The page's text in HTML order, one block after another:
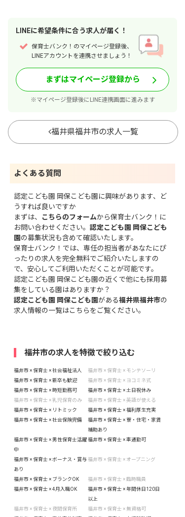
LINEに希望条件に合う求人が届く！
保育士バンク！のマイページ登録後、
LINEアカウントを連携させましょう！
まずはマイページ登録から
※マイページ登録後にLINE連携画面に進みます
福井県福井市の求人一覧
よくある質問
認定こども園 岡保こども園に興味があります、ど
うすれば良いですか
まずは、
こちらのフォームから保育士バンク！に
お問い合わせください。 認定こども園 岡保こども
園の募集状況も含めて確認いたします。
保育士バンク！では、専任の担当者があなたにぴ
ったりの求人を完全無料でご紹介いたしますの
で、安心してご利用いただくことが可能です。
認定こども園 岡保こども園の近くで他にも採用募
集をしている園はありますか？
認定こども園 岡保こども園がある福井県福井市の
求人情報の一覧はこちらをご覧ください。
福井市の求人を特徴で絞り込む
福井市 × 保育士 × 社会福祉法人
福井市 × 保育士 × モンテソーリ
福井市 × 保育士 × 新卒も歓迎
福井市 × 保育士 × ヨコミネ式
福井市 × 保育士 × 時短勤務可
福井市 × 保育士 × 土日祝休み
福井市 × 保育士 × 乳児保育のみ
福井市 × 保育士 × 英語が使える
福井市 × 保育士 × リトミック
福井市 × 保育士 × 福利厚生充実
福井市 × 保育士 × 社会保険完備
福井市 × 保育士 × 寮・住宅・家賃
補助あり
福井市 × 保育士 × 男性保育士活躍
中
福井市 × 保育士 × 車通勤可
福井市 × 保育士 × ボーナス・賞与
あり
福井市 × 保育士 × オープニング
福井市 × 保育士 × ブランクOK
福井市 × 保育士 × 臨時職員
福井市 × 保育士 × 4月入職OK
福井市 × 保育士 × 年間休日120日
以上
福井市 × 保育士 × 夜間保育所
福井市 × 保育士 × 無資格可